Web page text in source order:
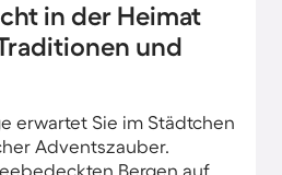
in der Heimat
und
erwartet Sie im Städtchen
Adventszauber.
Bergen auf